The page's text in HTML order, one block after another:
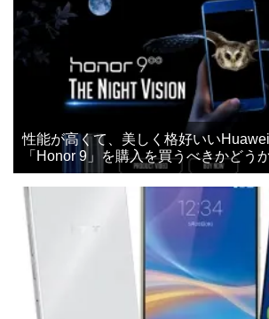
性能が高くて、美しく格好いい
「Honor 9」を購入を買うべきかどう